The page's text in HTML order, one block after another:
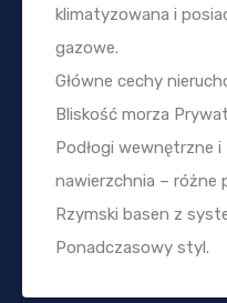
klimatyzowana i
gazowe.
Główne cechy
Bliskość morza
Podłogi wewnętrzne
nawierzchnia – różne
Rzymski basen z
Ponadczasowy styl.